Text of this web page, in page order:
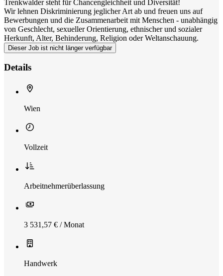
Trenkwalder steht für Chancengleichheit und Diversität!
Wir lehnen Diskriminierung jeglicher Art ab und freuen uns auf
Bewerbungen und die Zusammenarbeit mit Menschen - unabhängig
von Geschlecht, sexueller Orientierung, ethnischer und sozialer
Herkunft, Alter, Behinderung, Religion oder Weltanschauung.
Dieser Job ist nicht länger verfügbar
Details
Wien
Vollzeit
Arbeitnehmerüberlassung
3 531,57 € / Monat
Handwerk